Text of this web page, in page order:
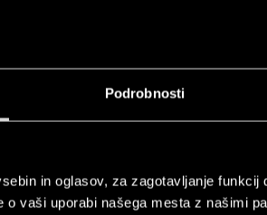
Podrobnosti
in oglasov, za zagotavljanje
o vaši uporabi našega mesta z našimi
panels and industrial
panels and industrial